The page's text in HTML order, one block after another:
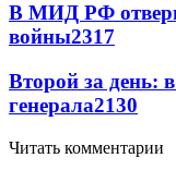
В МИД РФ
войны2317
Второй за день:
генерала2130
Читать комментарии